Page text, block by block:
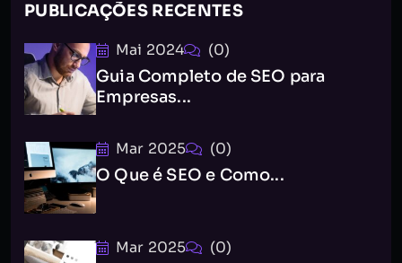
PUBLICAÇÕES RECENTES
Mai 2024 (0)
Guia Completo de SEO para
Empresas...
Mar 2025 (0)
O Que é SEO e Como...
Mar 2025 (0)